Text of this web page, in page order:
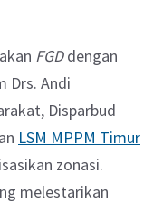
FGDdengan
Drs. Andi
Disparbud
LSM MPPM Timur
zonasi.
melestarikan